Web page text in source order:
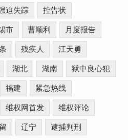
迫失踪 控告状
市 曹顺利 月度报告
残疾人 江天勇
湖北 湖南 狱中良心犯
福建 紧急热线
维权网首发 维权评论
辽宁 逮捕判刑